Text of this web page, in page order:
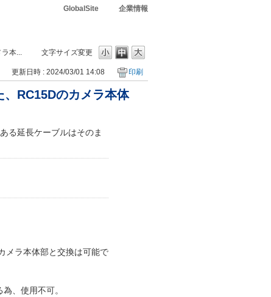
GlobalSite 企業情報
文字サイズ変更
本...
更新日時 : 2024/03/01 14:08 印刷
RC15Dのカメラ本体
る延長ケーブルはそのま
メラ本体部と交換は可能で
、使用不可。